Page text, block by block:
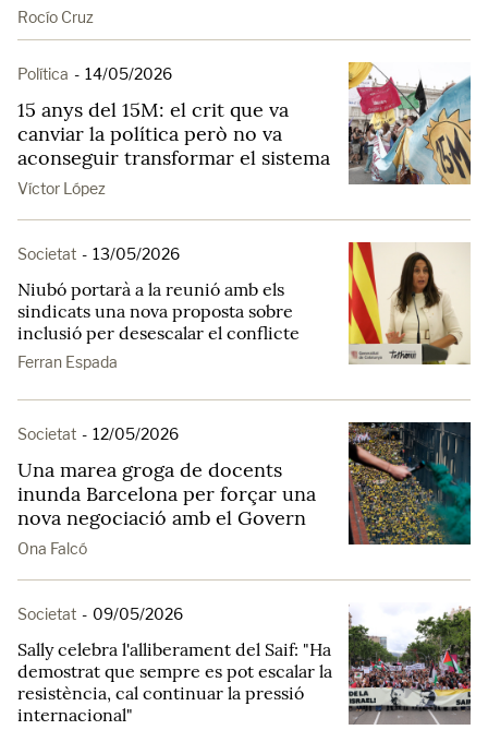
Rocío Cruz
Política - 14/05/2026
15 anys del 15M: el crit que va
canviar la política però no va
aconseguir transformar el sistema
Víctor López
Societat - 13/05/2026
Niubó portarà a la reunió amb els
sindicats una nova proposta sobre
inclusió per desescalar el conflicte
Ferran Espada
Societat - 12/05/2026
Una marea groga de docents
inunda Barcelona per forçar una
nova negociació amb el Govern
Ona Falcó
Societat - 09/05/2026
Sally celebra l'alliberament del Saif: "Ha
demostrat que sempre es pot escalar la
resistència, cal continuar la pressió
internacional"